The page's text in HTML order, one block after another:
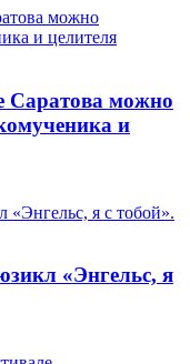
Саратова можно
и
«Энгельс, я